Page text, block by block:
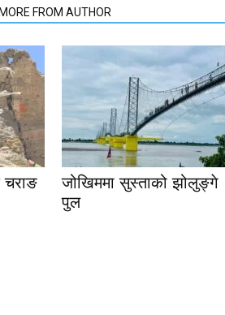
MORE FROM AUTHOR
चराङ
जोखिममा सुस्ताको झोलुङ्गे
पुल